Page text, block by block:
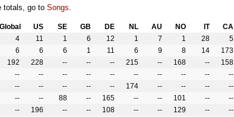
totals, go to Songs.
Global US SE GB DE NL AU NO IT CA
4 11 1 6 12 1 7 1 28 5
6 6 6 1 11 6 9 8 14 173
192 228 -- -- -- 215 -- 168 -- 158
-- -- -- -- -- -- -- -- -- --
-- -- -- -- -- 174 -- -- -- --
-- -- 88 -- 165 -- -- 101 -- --
-- 196 -- -- 108 -- -- 129 -- --